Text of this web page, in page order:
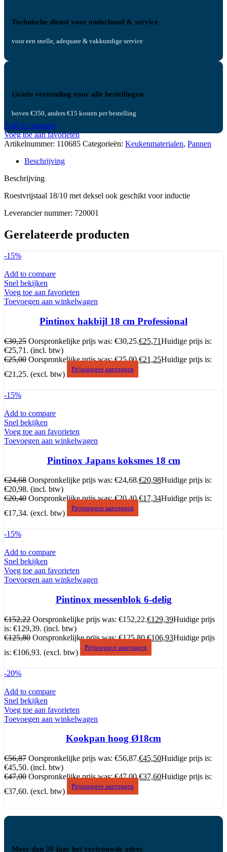
Technische dienst voor onderhoud & service
voor een snelle, adequate & vakkundige service
Gratis verzending voor alle bestellingen
boven €350, anders €15 kosten per bestelling
Add to compare
Voeg toe aan favorieten
Artikelnummer: 110685 Categorieën: Keukenmaterialen, Pannen
Beschrijving
Beschrijving
Roestvrijstaal 18/10 met deksel ook geschikt voor inductie
Leverancier nummer: 720001
Gerelateerde producten
-15%
Add to compare
Snel bekijken
Voeg toe aan favorieten
Toevoegen aan winkelwagen
Pintinox hakbijl 18 cm Professional
€30,25 Oorspronkelijke prijs was: €30,25.€25,71Huidige prijs is:
€25,71. (incl. btw)
€25,00 Oorspronkelijke prijs was: €25,00.€21,25Huidige prijs is:
€21,25. (excl. btw)
Prijsopgave aanvragen
-15%
Add to compare
Snel bekijken
Voeg toe aan favorieten
Toevoegen aan winkelwagen
Pintinox Japans koksmes 18 cm
€24,68 Oorspronkelijke prijs was: €24,68.€20,98Huidige prijs is:
€20,98. (incl. btw)
€20,40 Oorspronkelijke prijs was: €20,40.€17,34Huidige prijs is:
€17,34. (excl. btw)
Prijsopgave aanvragen
-15%
Add to compare
Snel bekijken
Voeg toe aan favorieten
Toevoegen aan winkelwagen
Pintinox messenblok 6-delig
€152,22 Oorspronkelijke prijs was: €152,22.€129,39Huidige prijs
is: €129,39. (incl. btw)
€125,80 Oorspronkelijke prijs was: €125,80.€106,93Huidige prijs
is: €106,93. (excl. btw)
Prijsopgave aanvragen
-20%
Add to compare
Snel bekijken
Voeg toe aan favorieten
Toevoegen aan winkelwagen
Kookpan hoog Ø18cm
€56,87 Oorspronkelijke prijs was: €56,87.€45,50Huidige prijs is:
€45,50. (incl. btw)
€47,00 Oorspronkelijke prijs was: €47,00.€37,60Huidige prijs is:
€37,60. (excl. btw)
Prijsopgave aanvragen
Meer dan 30 jaar het vertrouwde adres